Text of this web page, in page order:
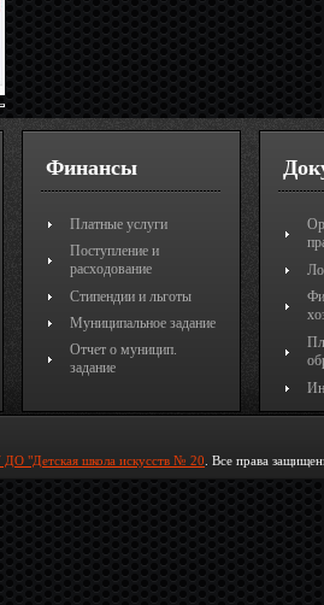
Финансы
Платные услуги
Поступление и
расходование
Стипендии и льготы
Муниципальное задание
Отчет о муницип.
задание
"Детская школа искусств № 20 . Все права